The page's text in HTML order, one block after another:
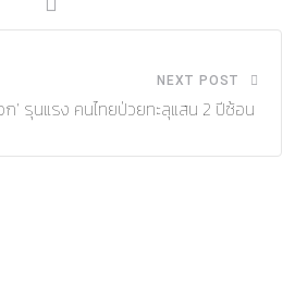
NEXT POST
ก’ รุนแรง คนไทยป่วยทะลุแสน 2 ปีซ้อน